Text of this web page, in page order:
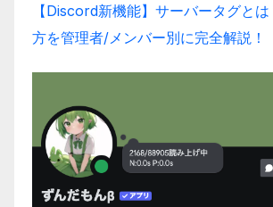
【Discord新機能】サーバータグと
方を管理者/メンバー別に完全解説！